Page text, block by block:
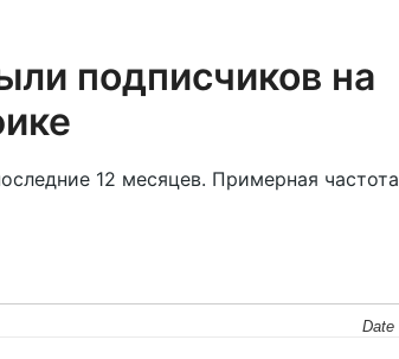
подписчиков на
12 месяцев. Примерная частота
Date
Date